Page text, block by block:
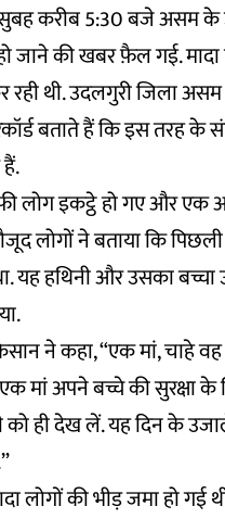
करीब 5:30 बजे असम
जाने की खबर फ़ैल गई.
थी. उदलगुरी जिला
बताते हैं कि इस तरह
इकट्ठे हो गए और एक
लोगों ने बताया कि
यह हथिनी और उसका
ने कहा, “एक मां, चाहे
एक मां अपने बच्चे की
को ही देख लें. यह दिन के
लोगों की भीड़ जमा हो गई